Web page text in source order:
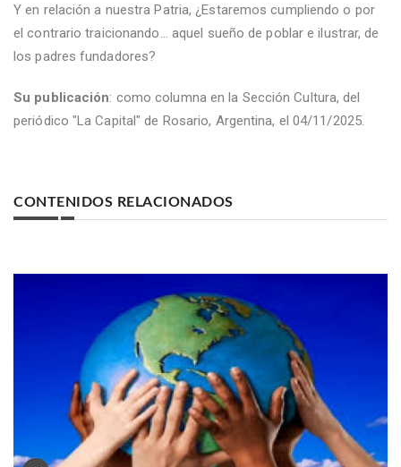
Y en relación a nuestra Patria, ¿Estaremos cumpliendo o por
el contrario traicionando... aquel sueño de poblar e ilustrar, de
los padres fundadores?
Su publicación: como columna en la Sección Cultura, del
periódico "La Capital" de Rosario, Argentina, el 04/11/2025.
CONTENIDOS RELACIONADOS